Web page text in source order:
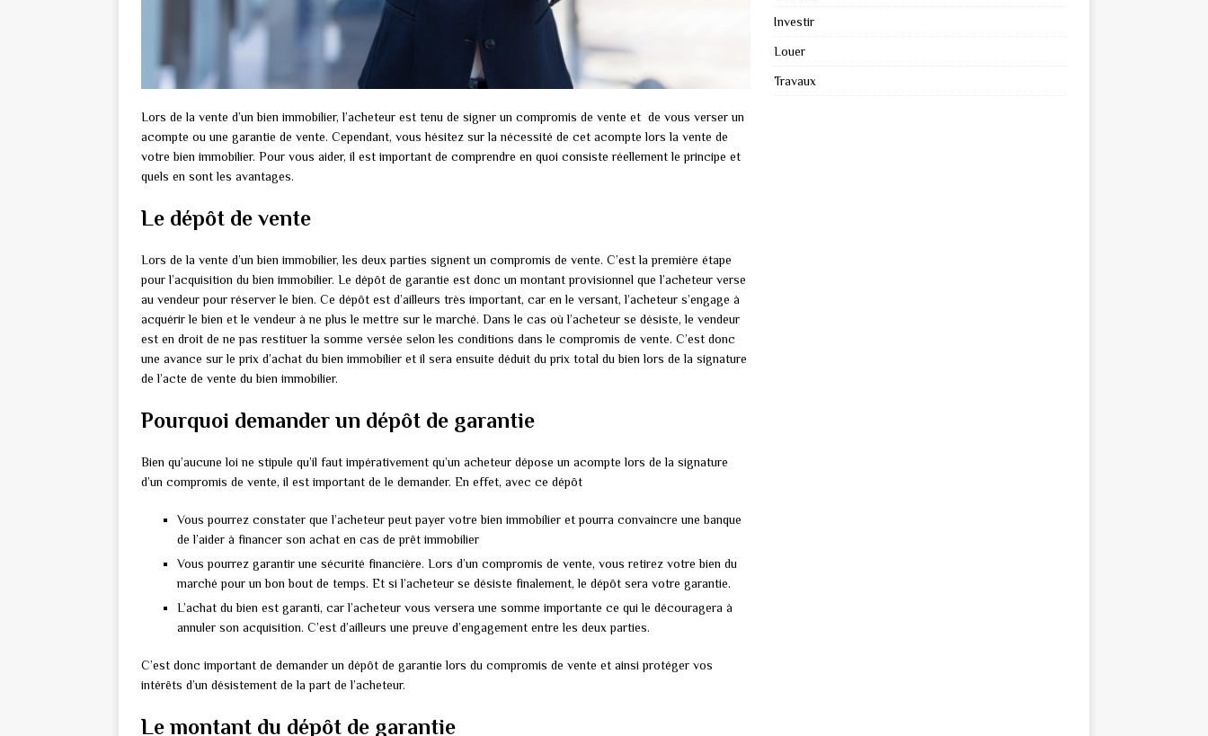
Lors de la vente d’un bien immobilier, l’acheteur est tenu de signer un compromis de vente et de vous verser un
acompte ou une garantie de vente. Cependant, vous hésitez sur la nécessité de cet acompte lors la vente de
votre bien immobilier. Pour vous aider, il est important de comprendre en quoi consiste réellement le principe et
quels en sont les avantages.
Le dépôt de vente
Lors de la vente d’un bien immobilier, les deux parties signent un compromis de vente. C’est la première étape
pour l’acquisition du bien immobilier. Le dépôt de garantie est donc un montant provisionnel que l’acheteur verse
au vendeur pour réserver le bien. Ce dépôt est d’ailleurs très important, car en le versant, l’acheteur s’engage à
acquérir le bien et le vendeur à ne plus le mettre sur le marché. Dans le cas où l’acheteur se désiste, le vendeur
est en droit de ne pas restituer la somme versée selon les conditions dans le compromis de vente. C’est donc
une avance sur le prix d’achat du bien immobilier et il sera ensuite déduit du prix total du bien lors de la signature
de l’acte de vente du bien immobilier.
Pourquoi demander un dépôt de garantie
Bien qu’aucune loi ne stipule qu’il faut impérativement qu’un acheteur dépose un acompte lors de la signature
d’un compromis de vente, il est important de le demander. En effet, avec ce dépôt
Vous pourrez constater que l’acheteur peut payer votre bien immobilier et pourra convaincre une banque
de l’aider à financer son achat en cas de prêt immobilier
Vous pourrez garantir une sécurité financière. Lors d’un compromis de vente, vous retirez votre bien du
marché pour un bon bout de temps. Et si l’acheteur se désiste finalement, le dépôt sera votre garantie.
L’achat du bien est garanti, car l’acheteur vous versera une somme importante ce qui le découragera à
annuler son acquisition. C’est d’ailleurs une preuve d’engagement entre les deux parties.
C’est donc important de demander un dépôt de garantie lors du compromis de vente et ainsi protéger vos
intérêts d’un désistement de la part de l’acheteur.
Le montant du dépôt de garantie
Investir
Louer
Travaux